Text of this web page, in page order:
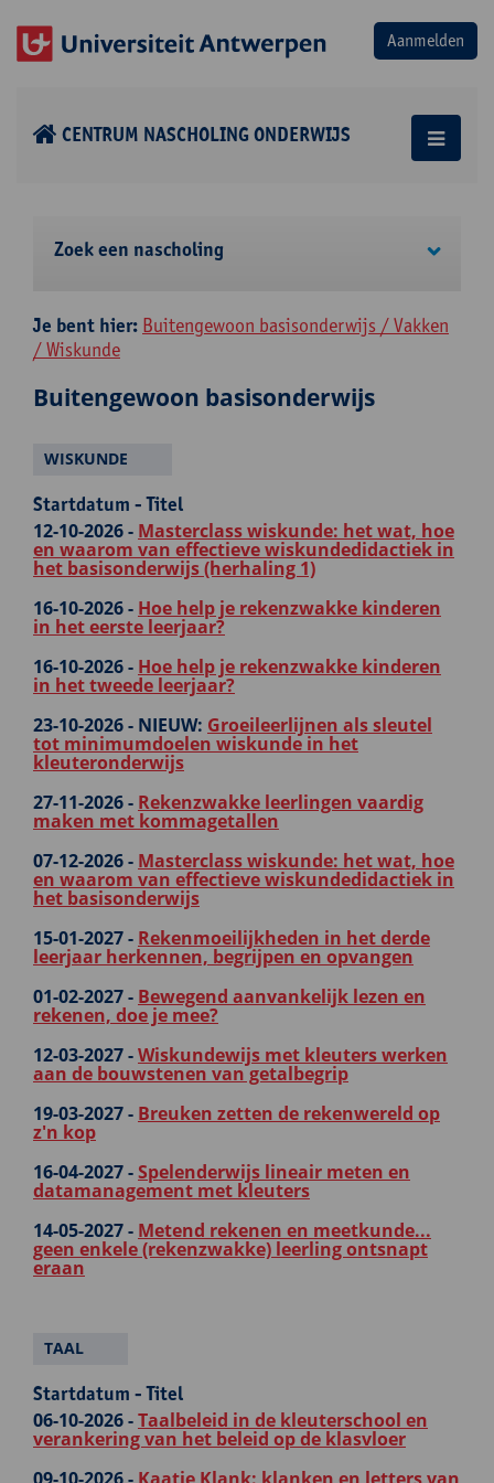
CENTRUM NASCHOLING ONDERWIJS
Zoek een nascholing
Je bent hier: Buitengewoon basisonderwijs / Vakken
/ Wiskunde
Buitengewoon basisonderwijs
WISKUNDE
Startdatum - Titel
12-10-2026 - Masterclass wiskunde: het wat, hoe
en waarom van effectieve wiskundedidactiek in
het basisonderwijs (herhaling 1)
16-10-2026 - Hoe help je rekenzwakke kinderen
in het eerste leerjaar?
16-10-2026 - Hoe help je rekenzwakke kinderen
in het tweede leerjaar?
23-10-2026 - NIEUW: Groeileerlijnen als sleutel
tot minimumdoelen wiskunde in het
kleuteronderwijs
27-11-2026 - Rekenzwakke leerlingen vaardig
maken met kommagetallen
07-12-2026 - Masterclass wiskunde: het wat, hoe
en waarom van effectieve wiskundedidactiek in
het basisonderwijs
15-01-2027 - Rekenmoeilijkheden in het derde
leerjaar herkennen, begrijpen en opvangen
01-02-2027 - Bewegend aanvankelijk lezen en
rekenen, doe je mee?
12-03-2027 -Wiskundewijs met kleuters werken
aan de bouwstenen van getalbegrip
19-03-2027 - Breuken zetten de rekenwereld op
z'n kop
16-04-2027 -Spelenderwijs lineair meten en
datamanagement met kleuters
14-05-2027 - Metend rekenen en meetkunde...
geen enkele (rekenzwakke) leerling ontsnapt
eraan
TAAL
Startdatum - Titel
06-10-2026 -Taalbeleid in de kleuterschool en
verankering van het beleid op de klasvloer